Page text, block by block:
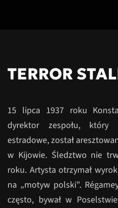
TERROR
15 lipca 1937 roku
dyrektor zespołu, który
estradowe, został
w Kijowie. Śledztwo nie
roku. Artysta otrzymał
na „motyw polski".
często, bywał w